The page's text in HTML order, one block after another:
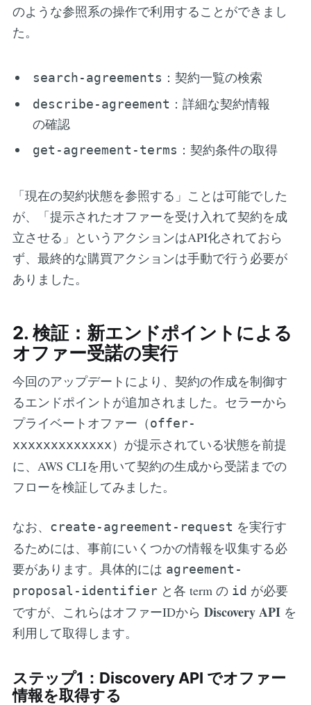
のような参照系の操作で利用することができまし
た。
search-agreements ：契約一覧の検索
describe-agreement ：詳細な契約情報
の確認
get-agreement-terms ：契約条件の取得
「現在の契約状態を参照する」ことは可能でした
が、「提示されたオファーを受け入れて契約を成
立させる」というアクションはAPI化されておら
ず、最終的な購買アクションは手動で行う必要が
ありました。
2. 検証：新エンドポイントによる
オファー受諾の実行
今回のアップデートにより、契約の作成を制御す
るエンドポイントが追加されました。セラーから
プライベートオファー（offer-
xxxxxxxxxxxxx）が提示されている状態を前提
に、AWS CLIを用いて契約の生成から受諾までの
フローを検証してみました。
なお、 create-agreement-request を実行す
るためには、事前にいくつかの情報を収集する必
要があります。具体的には agreement-
proposal-identifierと各 term の id が必要
ですが、これらはオファーIDから Discovery APIを
利用して取得します。
ステップ1：Discovery API でオファー
情報を取得する